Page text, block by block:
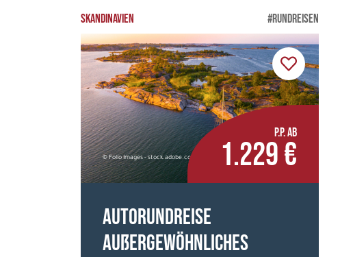
SKANDINAVIEN #RUNDREISEN
© Folio Images - stock.adobe.com
P.P. AB
1.229 €
Autorundreise
Außergewöhnliches